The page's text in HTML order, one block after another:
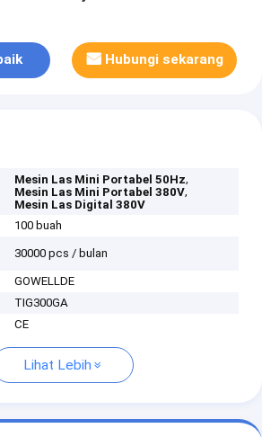
Hubungi sekarang
Mesin Las Mini Portabel 50Hz,
Mesin Las Mini Portabel 380V,
Mesin Las Digital 380V
100 buah
30000 pcs / bulan
GOWELLDE
TIG300GA
CE
Lihat Lebih